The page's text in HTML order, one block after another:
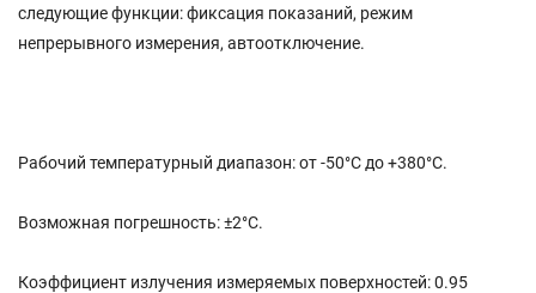
следующие функции: фиксация показаний, режим
непрерывного измерения, автоотключение.
Рабочий температурный диапазон: от -50°С до +380°С.
Возможная погрешность: ±2°C.
Коэффициент излучения измеряемых поверхностей: 0.95